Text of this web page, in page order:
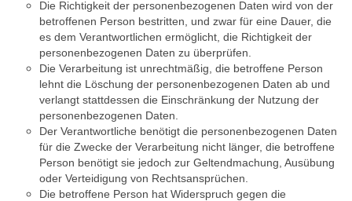
Die Richtigkeit der personenbezogenen Daten wird von der
betroffenen Person bestritten, und zwar für eine Dauer, die
es dem Verantwortlichen ermöglicht, die Richtigkeit der
personenbezogenen Daten zu überprüfen.
Die Verarbeitung ist unrechtmäßig, die betroffene Person
lehnt die Löschung der personenbezogenen Daten ab und
verlangt stattdessen die Einschränkung der Nutzung der
personenbezogenen Daten.
Der Verantwortliche benötigt die personenbezogenen Daten
für die Zwecke der Verarbeitung nicht länger, die betroffene
Person benötigt sie jedoch zur Geltendmachung, Ausübung
oder Verteidigung von Rechtsansprüchen.
Die betroffene Person hat Widerspruch gegen die